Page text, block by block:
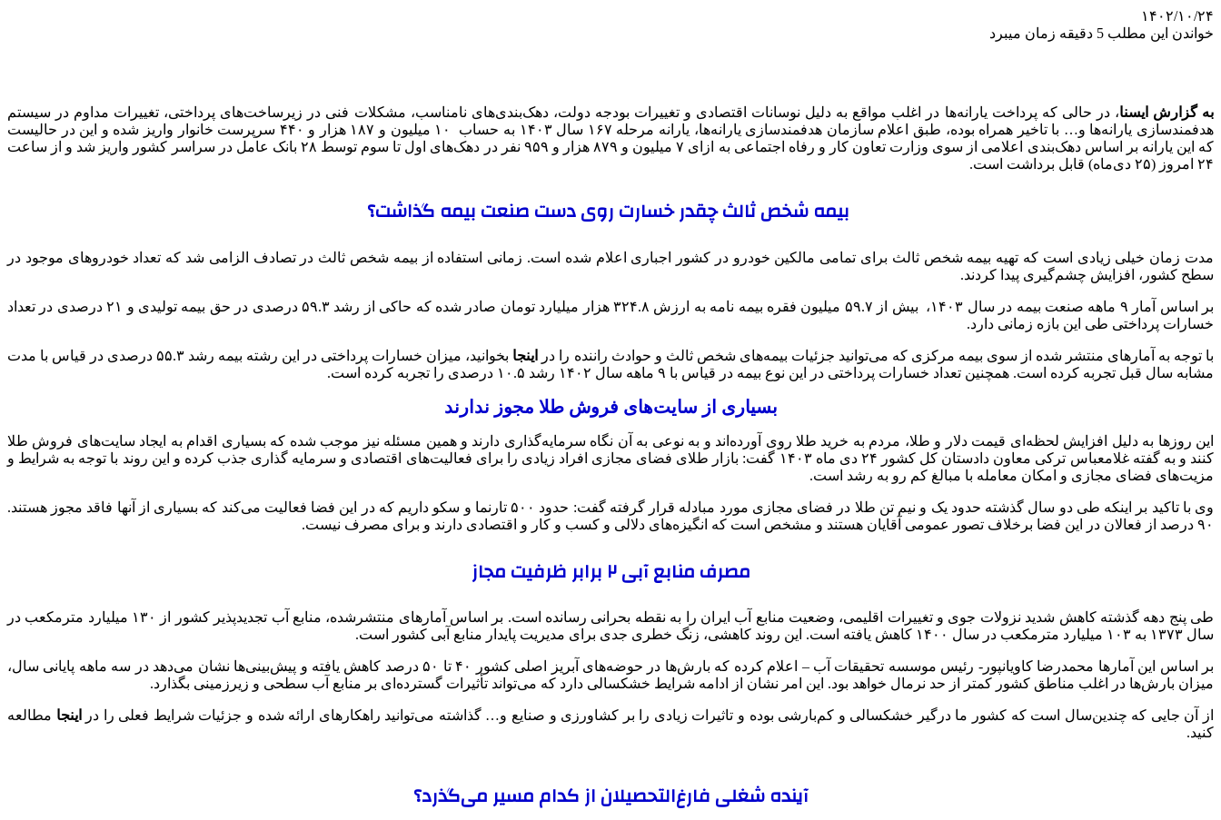
۱۴۰۲/۱۰/۲۴
خواندن این مطلب 5 دقیقه زمان میبرد
به گزارش ایسنا، در حالی که پرداخت یارانه‌ها در اغلب مواقع به دلیل نوسانات اقتصادی و تغییرات بودجه دولت، دهک‌بندی‌های نامناسب، مشکلات فنی در زیرساخت‌های پرداختی، تغییرات مداوم در سیستم
هدفمندسازی یارانه‌ها و… با تاخیر همراه بوده، طبق اعلام سازمان هدفمندسازی یارانه‌ها، یارانه مرحله ۱۶۷ سال ۱۴۰۳ به حساب ۱۰ میلیون و ۱۸۷ هزار و ۴۴۰ سرپرست خانوار واریز شده و این در حالیست
که این یارانه بر اساس دهک‌بندی اعلامی از سوی وزارت تعاون کار و رفاه اجتماعی به ازای ۷ میلیون و ۸۷۹ هزار و ۹۵۹ نفر در دهک‌های اول تا سوم توسط ۲۸ بانک عامل در سراسر کشور واریز شد و از ساعت
۲۴ امروز (۲۵ دی‌ماه) قابل برداشت است.
بیمه‌ شخص ثالث چقدر خسارت روی دست صنعت بیمه گذاشت؟
مدت زمان خیلی زیادی است که تهیه بیمه شخص ثالث برای تمامی مالکین خودرو در کشور اجباری اعلام شده است. زمانی استفاده از بیمه شخص ثالث در تصادف الزامی شد که تعداد خودروهای موجود در
سطح کشور، افزایش چشم‌گیری پیدا کردند.
بر اساس آمار ۹ ماهه صنعت بیمه در سال ۱۴۰۳، بیش از ۵۹.۷ میلیون فقره بیمه نامه به ارزش ۳۲۴.۸ هزار میلیارد تومان صادر شده که حاکی از رشد ۵۹.۳ درصدی در حق بیمه تولیدی و ۲۱ درصدی در تعداد
خسارات پرداختی طی این بازه زمانی دارد.
با توجه به آمارهای منتشر شده از سوی بیمه مرکزی که می‌توانید جزئیات بیمه‌های شخص ثالث و حوادث راننده را در اینجا
بخوانید، میزان خسارات پرداختی در این رشته بیمه رشد ۵۵.۳ درصدی در قیاس با مدت
مشابه سال قبل تجربه کرده است. همچنین تعداد خسارات پرداختی در این نوع بیمه در قیاس با ۹ ماهه سال ۱۴۰۲ رشد ۱۰.۵ درصدی را تجربه کرده است.
بسیاری از سایت‌های فروش طلا مجوز ندارند
این روزها به دلیل افزایش لحظه‌ای قیمت دلار و طلا، مردم به خرید طلا روی آورده‌اند و به نوعی به آن نگاه سرمایه‌گذاری دارند و همین مسئله نیز موجب شده که بسیاری اقدام به ایجاد سایت‌های فروش طلا
کنند و به گفته غلامعباس ترکی معاون دادستان کل کشور ٢۴ دی ماه ١۴٠٣ گفت: بازار طلای فضای مجازی افراد زیادی را برای فعالیت‌های اقتصادی و سرمایه گذاری جذب کرده و این روند با توجه به شرایط و
مزیت‌های فضای مجازی و امکان معامله با مبالغ کم رو به رشد است.
وی با تاکید بر اینکه طی دو سال گذشته حدود یک و نیم تن طلا در فضای مجازی مورد مبادله قرار گرفته گفت: حدود ۵۰۰ تارنما و سکو داریم که در این فضا فعالیت می‌کند که بسیاری از آنها فاقد مجوز هستند.
۹۰ درصد از فعالان در این فضا برخلاف تصور عمومی آقایان هستند و مشخص است که انگیزه‌های دلالی و کسب و کار و اقتصادی دارند و برای مصرف نیست.
مصرف منابع آبی ۲ برابر ظرفیت مجاز
طی پنج دهه گذشته کاهش شدید نزولات جوی و تغییرات اقلیمی، وضعیت منابع آب ایران را به نقطه بحرانی رسانده است. بر اساس آمارهای منتشرشده، منابع آب تجدیدپذیر کشور از ۱۳۰ میلیارد مترمکعب در
سال ۱۳۷۳ به ۱۰۳ میلیارد مترمکعب در سال ۱۴۰۰ کاهش یافته است. این روند کاهشی، زنگ خطری جدی برای مدیریت پایدار منابع آبی کشور است.
بر اساس این آمارها محمدرضا کاویانپور- رئیس موسسه تحقیقات آب – اعلام کرده که بارش‌ها در حوضه‌های آبریز اصلی کشور ۴۰ تا ۵۰ درصد کاهش یافته و پیش‌بینی‌ها نشان می‌دهد در سه ماهه پایانی سال،
میزان بارش‌ها در اغلب مناطق کشور کمتر از حد نرمال خواهد بود. این امر نشان از ادامه شرایط خشکسالی دارد که می‌تواند تأثیرات گسترده‌ای بر منابع آب سطحی و زیرزمینی بگذارد.
از آن جایی که چندین‌سال است که کشور ما درگیر خشکسالی و کم‌بارشی بوده و تاثیرات زیادی را بر کشاورزی و صنایع و… گذاشته می‌توانید راهکارهای ارائه شده و جزئیات شرایط فعلی را در اینجا مطالعه
کنید.
آینده شغلی فارغ‌التحصیلان از کدام مسیر می‌گذرد؟